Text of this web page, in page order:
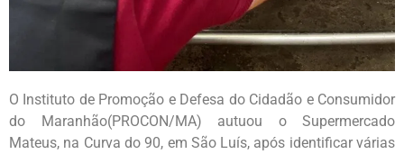
O Instituto de Promoção e Defesa do Cidadão e Consumidor
do Maranhão(PROCON/MA) autuou o Supermercado
Mateus, na Curva do 90, em São Luís, após identificar várias